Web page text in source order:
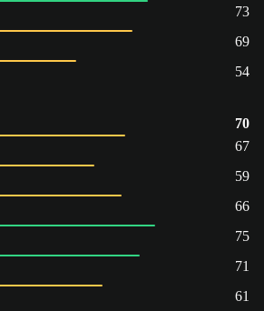
73
69
54
70
67
59
66
75
71
61